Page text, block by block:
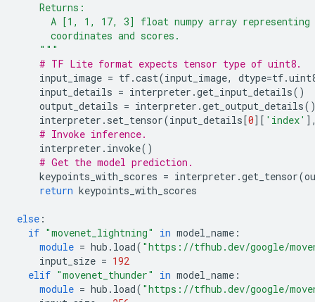
Returns:
A [1, 1, 17, 3] float numpy array representing
coordinates and scores.
"""
# TF Lite format expects tensor type of uint8.
input_image = tf.cast(input_image, dtype=tf.
input_details = interpreter .get_input_details()
output_details = interpreter .get_output_details
interpreter . set_tensor(input_details[0][ 'index'
# Invoke inference.
interpreter . invoke()
# Get the model prediction.
keypoints_with_scores = interpreter .get_tensor(
return keypoints_with_scores
else :
if "movenet_lightning" in model_name :
module = hub . load( "https://tfhub.dev/google/
input_size = 192
elif "movenet_thunder" in model_name :
module = hub . load( "https://tfhub.dev/google/